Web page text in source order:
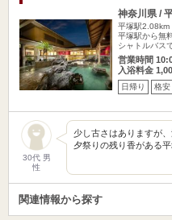
神奈川県 /
平塚駅2.08km
平塚駅から無
シャトルバス
営業時間
入浴料金
日帰り 格安
30代 男
性
少し古さはありますが
夕祭りの残り香がある
関連情報から探す